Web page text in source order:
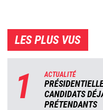
LES PLUS VUS
1 ACTUALITÉ
CANDIDATS
PRÉTENDANTS